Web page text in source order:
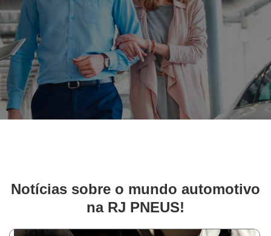
Notícias sobre o mundo automotivo
na RJ PNEUS!